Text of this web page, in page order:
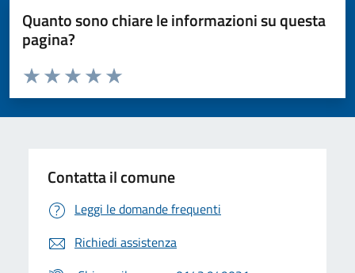
Quanto sono chiare le informazioni su questa
pagina?
Valuta da 1 a 5 stelle la pagina
Valuta 5 stelle su 5
Valuta 4 stelle su 5
Valuta 3 stelle su 5
Valuta 2 stelle su 5
Valuta 1 stelle su 5
Contatta il comune
Leggi le domande frequenti
Richiedi assistenza